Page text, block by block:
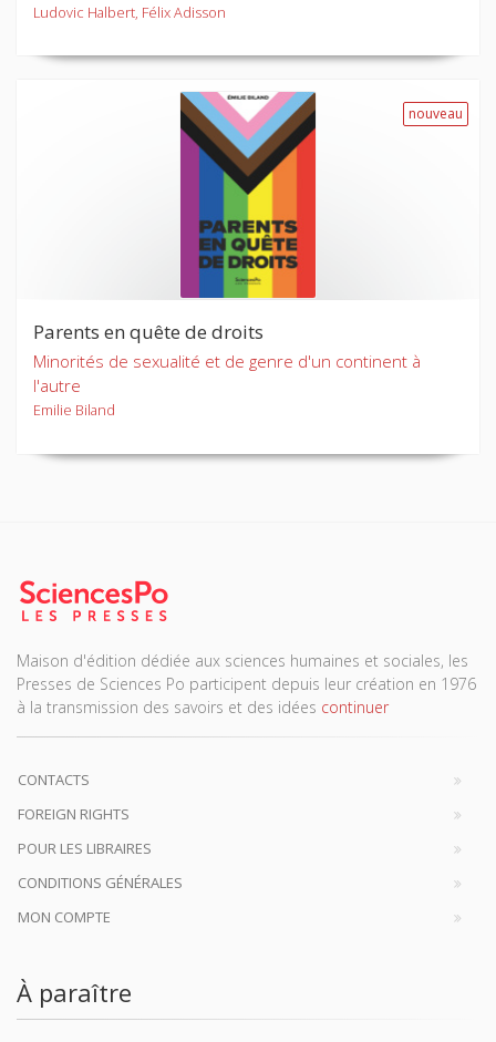
Ludovic Halbert, Félix Adisson
nouveau
Parents en quête de droits
Minorités de sexualité et de genre d'un continent à
l'autre
Emilie Biland
Maison d'édition dédiée aux sciences humaines et sociales, les
Presses de Sciences Po participent depuis leur création en 1976
à la transmission des savoirs et des idées continuer
CONTACTS
FOREIGN RIGHTS
POUR LES LIBRAIRES
CONDITIONS GÉNÉRALES
MON COMPTE
À paraître